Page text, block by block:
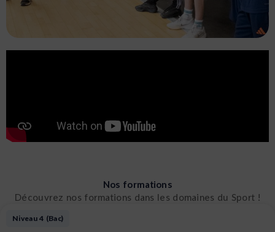
Vous souhaitez transformer votre passion du
sport en une carrière épanouissante ? Rejoignez
Nos formations
Découvrez nos formations dans les domaines du Sport !
Niveau 4 (Bac)